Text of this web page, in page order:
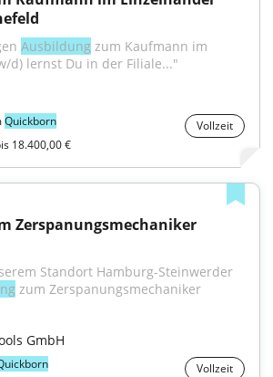
Ausbildung zum Kaufmann im
d) lernst Du in der Filiale..."
Quickborn
Vollzeit
18.400,00 €
Zerspanungsmechaniker
Stand­ort Hamburg-Steinwerder
zum Zerspanungsmechaniker
GmbH
Vollzeit